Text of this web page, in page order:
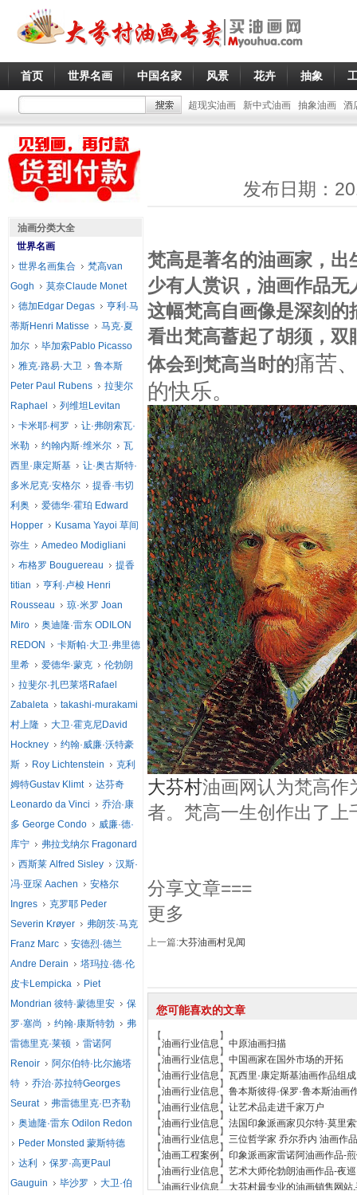
首页 世界名画 中国名家 风景 花卉 抽象
超现实油画 新中式油画 抽象油画 酒
发布日期：
梵高是著名的油画家，
少有人赏识，油画作品
这幅梵高自画像是深刻
看出梵高蓄起了胡须，
体会到梵高当时的痛苦
的快乐。
大芬村油画网认为梵高作
者。梵高一生创作出了
分享文章===
更多
上一篇:大芬油画村见闻
您可能喜欢的文章
【油画行业信息 】 中原油画扫描
【油画行业信息 】 中国画家在国外市场的开拓
【油画行业信息 】 瓦西里·康定斯基油画作品组
【油画行业信息 】 鲁本斯彼得·保罗·鲁本斯油画
【油画行业信息 】 让艺术品走进千家万户
【油画行业信息 】 法国印象派画家贝尔特·莫里
【油画行业信息 】 三位哲学家 乔尔乔内 油画作
【油画工程案例 】 印象派画家雷诺阿油画作品-
【油画行业信息 】 艺术大师伦勃朗油画作品-夜巡
【油画行业信息】 大芬村最专业的油画销售网站
油画分类大全
世界名画
世界名画集合
梵高van
Gogh
莫奈Claude Monet
德加Edgar Degas
亨利·马
蒂斯Henri Matisse
马克·夏
加尔
毕加索Pablo Picasso
雅克·路易·大卫
鲁本斯
Peter Paul Rubens
拉斐尔
Raphael
列维坦Levitan
卡米耶·柯罗
让·弗朗索瓦·
米勒
约翰内斯·维米尔
瓦
西里·康定斯基
让·奥古斯特·
多米尼克·安格尔
提香·韦切
利奥
爱德华·霍珀 Edward
Hopper
Kusama Yayoi 草间
弥生
Amedeo Modigliani
布格罗 Bouguereau
提香
titian
亨利·卢梭 Henri
Rousseau
琼·米罗 Joan
Miro
奥迪隆·雷东 ODILON
REDON
卡斯帕·大卫·弗里德
里希
爱德华·蒙克
伦勃朗
拉斐尔·扎巴莱塔Rafael
Zabaleta
takashi-murakami
村上隆
大卫·霍克尼David
Hockney
约翰·威廉·沃特豪
斯
Roy Lichtenstein
克利
姆特Gustav Klimt
达芬奇
Leonardo da Vinci
乔治·康
多 George Condo
威廉·德·
库宁
弗拉戈纳尔 Fragonard
西斯莱 Alfred Sisley
汉斯·
冯·亚琛 Aachen
安格尔
Ingres
克罗耶 Peder
Severin Krøyer
弗朗茨·马克
Franz Marc
安德烈·德兰
Andre Derain
塔玛拉·德·伦
皮卡Lempicka
Piet
Mondrian 彼特·蒙德里安
保
罗·塞尚
约翰·康斯特勃
弗
雷德里克·莱顿
雷诺阿
Renoir
阿尔伯特·比尔施塔
特
乔治·苏拉特Georges
Seurat
弗雷德里克·巴齐勒
奥迪隆·雷东 Odilon Redon
Peder Monsted 蒙斯特德
达利
保罗·高更Paul
Gauguin
毕沙罗
大卫·伯